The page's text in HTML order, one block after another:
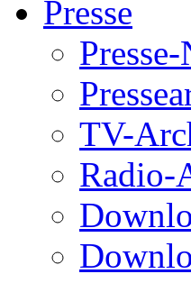
Presse
TV-
Radio-